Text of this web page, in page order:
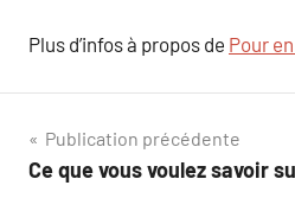
Plus d’infos à propos de Pour
Navigation
de
Publication précédente
Ce que vous voulez savoir